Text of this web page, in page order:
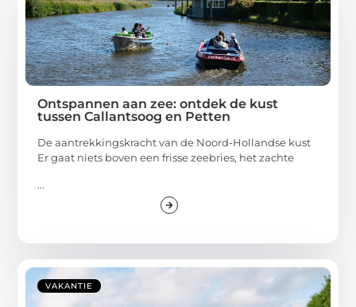
Ontspannen aan zee: ontdek de kust
tussen Callantsoog en Petten
De aantrekkingskracht van de Noord-Hollandse kust
Er gaat niets boven een frisse zeebries, het zachte
...
VAKANTIE